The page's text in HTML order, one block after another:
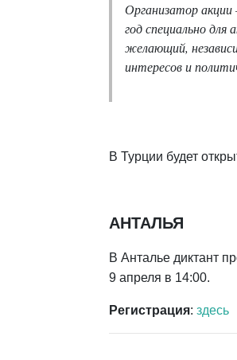
Организатор
год специально
желающий,
интересов и
В Турции будет
АНТАЛЬЯ
В Анталье диктант
9 апреля в 14:00.
Регистрация: здесь